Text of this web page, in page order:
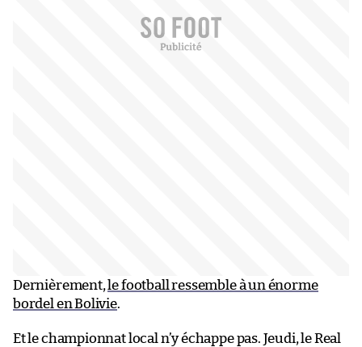
Dernièrement,le football ressemble à un énorme
bordel en Bolivie.
Et le championnat local n’y échappe pas. Jeudi, le Real